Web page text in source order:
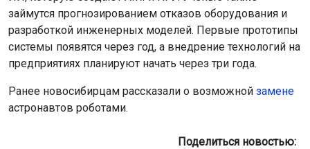
займутся прогнозированием отказов оборудования и
разработкой инженерных моделей. Первые прототипы
системы появятся через год, а внедрение технологий на
предприятиях планируют начать через три года.
Ранее новосибирцам рассказали о возможной замене
астронавтов роботами.
Поделиться новостью: